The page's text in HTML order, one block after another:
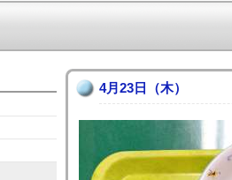
4月23日（木）